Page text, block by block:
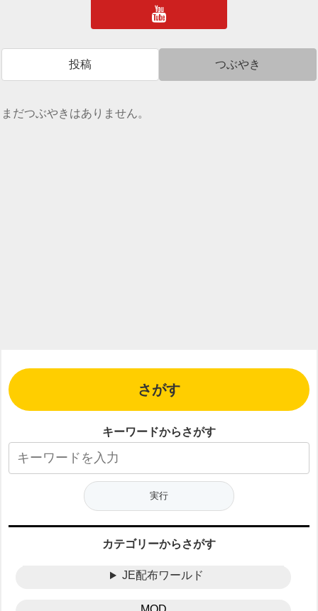
投稿 つぶやき
まだつぶやきはありません。
さがす
キーワードからさがす
カテゴリーからさがす
JE配布ワールド